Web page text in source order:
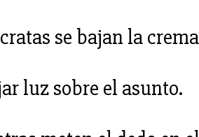
se bajan la
luz sobre el asunto.